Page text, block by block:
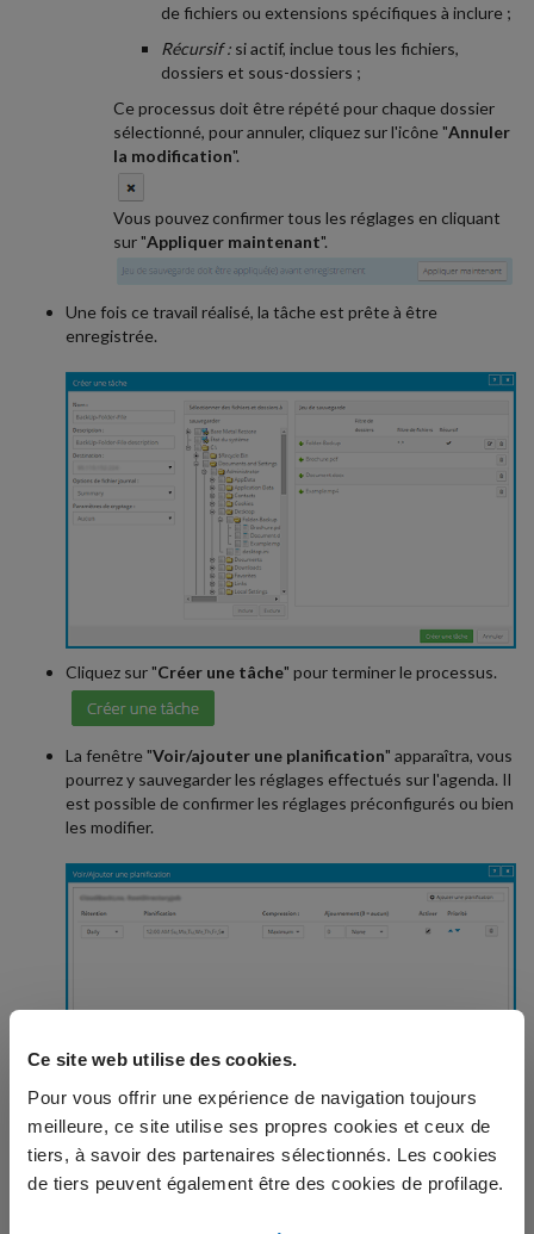
Ce site web utilise des cookies.
Pour vous offrir une expérience de navigation toujours
meilleure, ce site utilise ses propres cookies et ceux de
tiers, à savoir des partenaires sélectionnés. Les cookies
de tiers peuvent également être des cookies de profilage.
de fichiers ou extensions spécifiques à inclure ;
Récursif : si actif, inclue tous les fichiers,
dossiers et sous-dossiers ;
Ce processus doit être répété pour chaque dossier
sélectionné, pour annuler, cliquez sur l'icône "Annuler
la modification".
Vous pouvez confirmer tous les réglages en cliquant
sur "Appliquer maintenant".
Une fois ce travail réalisé, la tâche est prête à être
enregistrée.
Cliquez sur "Créer une tâche" pour terminer le processus.
La fenêtre "Voir/ajouter une planification" apparaîtra, vous
pourrez y sauvegarder les réglages effectués sur l'agenda. Il
est possible de confirmer les réglages préconfigurés ou bien
les modifier.
Une fois la tâche créée, le système la démarrera selon les réglages
sélectionnés dans l'agenda.
Créer une tâche sur un serveur Linux
Vous aurez à procéder de la manière suivante :